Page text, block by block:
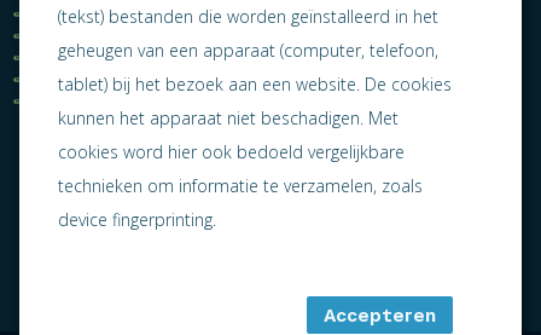
Ledenoverzicht
Algemene voorwaarden
Privacy statement
Jaarverslag 2025
Nieuws
Lid worden
Contact
(tekst) bestanden die worden geïnstalleerd in het
geheugen van een apparaat (computer, telefoon,
tablet) bij het bezoek aan een website. De cookies
kunnen het apparaat niet beschadigen. Met
cookies word hier ook bedoeld vergelijkbare
technieken om informatie te verzamelen, zoals
device fingerprinting.
Accepteren